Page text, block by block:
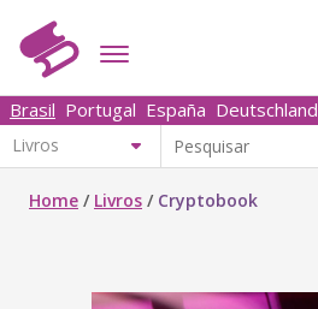
Brasil Portugal España Deutschland
Home / Livros / Cryptobook